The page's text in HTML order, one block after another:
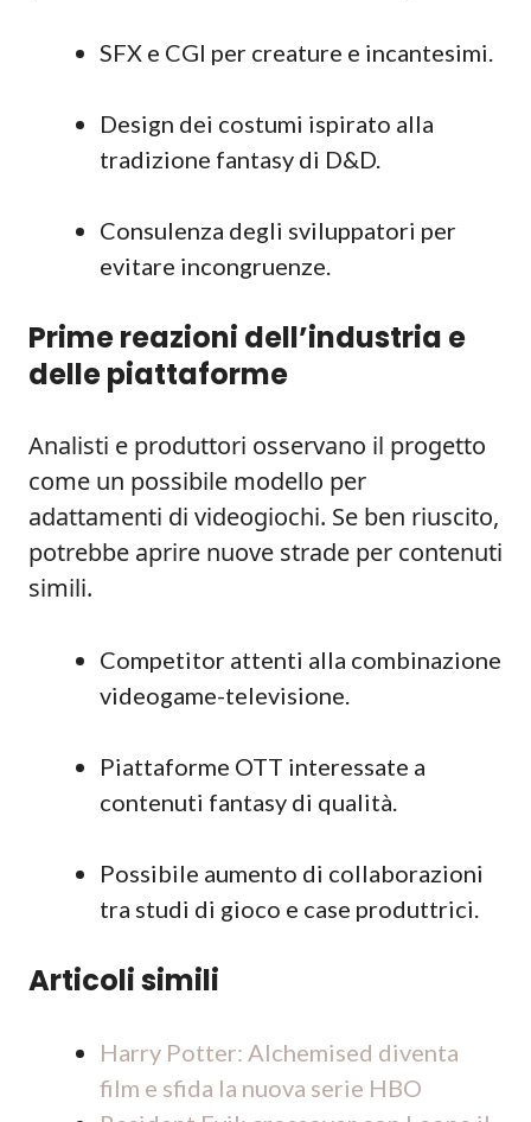
SFX e CGI per creature e incantesimi.
Design dei costumi ispirato alla
tradizione fantasy di D&D.
Consulenza degli sviluppatori per
evitare incongruenze.
Prime reazioni dell’industria e
delle piattaforme
Analisti e produttori osservano il progetto
come un possibile modello per
adattamenti di videogiochi. Se ben riuscito,
potrebbe aprire nuove strade per contenuti
simili.
Competitor attenti alla combinazione
videogame-televisione.
Piattaforme OTT interessate a
contenuti fantasy di qualità.
Possibile aumento di collaborazioni
tra studi di gioco e case produttrici.
Articoli simili
Harry Potter: Alchemised diventa
film e sfida la nuova serie HBO